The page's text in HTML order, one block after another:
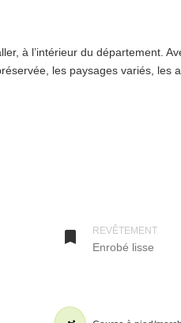
à l’intérieur du département.
les paysages variés, les
dite « Côte-Landes-Nature »
). Elle permet soit aux habitants et
 REVÊTEMENT
Enrobé lisse